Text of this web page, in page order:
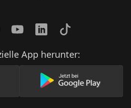
YouTubeLinkedInTikTok
App herunter:
App im AppStore herunter
Lade unsere